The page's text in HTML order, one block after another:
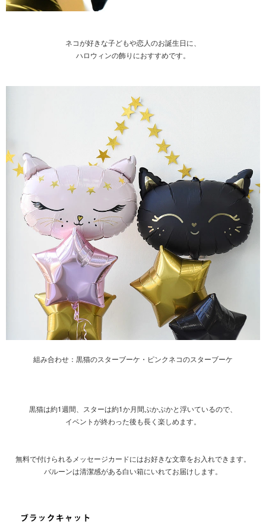
ネコが好きな子どもや恋人のお誕生日に、
ハロウィンの飾りにおすすめです。
組み合わせ： 黒猫のスターブーケ ・ ピンクネコのスターブーケ
黒猫は約1週間、スターは約1か月間ぷかぷかと浮いているので、
イベントが終わった後も長く楽しめます。
無料で付けられるメッセージカードにはお好きな文章をお入れできます。
バルーンは清潔感がある白い箱にいれてお届けします。